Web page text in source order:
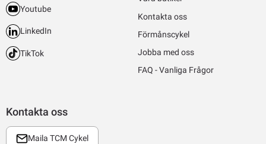
Kontakta oss
Maila TCM Cykel
Youtube
LinkedIn
TikTok
Kontakta oss
Förmånscykel
Jobba med oss
FAQ - Vanliga Frågor